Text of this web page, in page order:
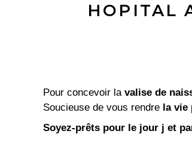
HOPITAL
Pour concevoir lavalise de
Soucieuse de vous rendre la vie
Soyez-prêts pour le jour j et